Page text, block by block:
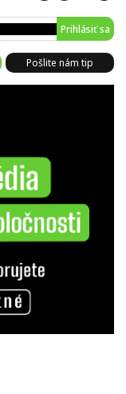
Prihlásiť sa
Pošlite nám tip